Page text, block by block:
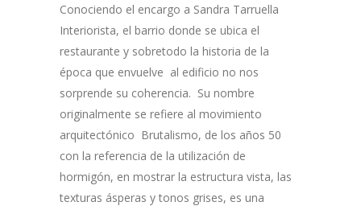
Conociendo el encargo a Sandra Tarruella
Interiorista, el barrio donde se ubica el
restaurante y sobretodo la historia de la
época que envuelve al edificio no nos
sorprende su coherencia. Su nombre
originalmente se refiere al movimiento
arquitectónico Brutalismo, de los años 50
con la referencia de la utilización de
hormigón, en mostrar la estructura vista, las
texturas ásperas y tonos grises, es una